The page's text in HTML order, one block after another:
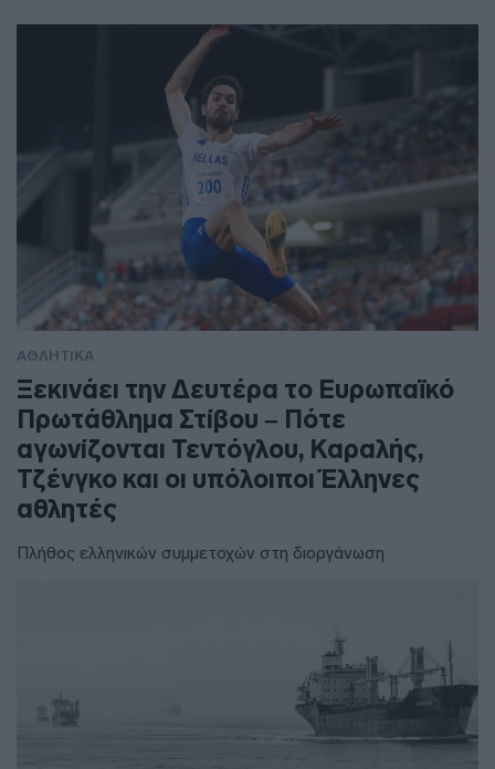
ΑΘΛΗΤΙΚΑ
Ξεκινάει την Δευτέρα το Ευρωπαϊκό
Πρωτάθλημα Στίβου – Πότε
αγωνίζονται Τεντόγλου, Καραλής,
Τζένγκο και οι υπόλοιποι Έλληνες
αθλητές
Πλήθος ελληνικών συμμετοχών στη διοργάνωση